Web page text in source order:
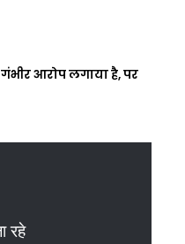
गंभीर आरोप लगाया है, पर
रहे